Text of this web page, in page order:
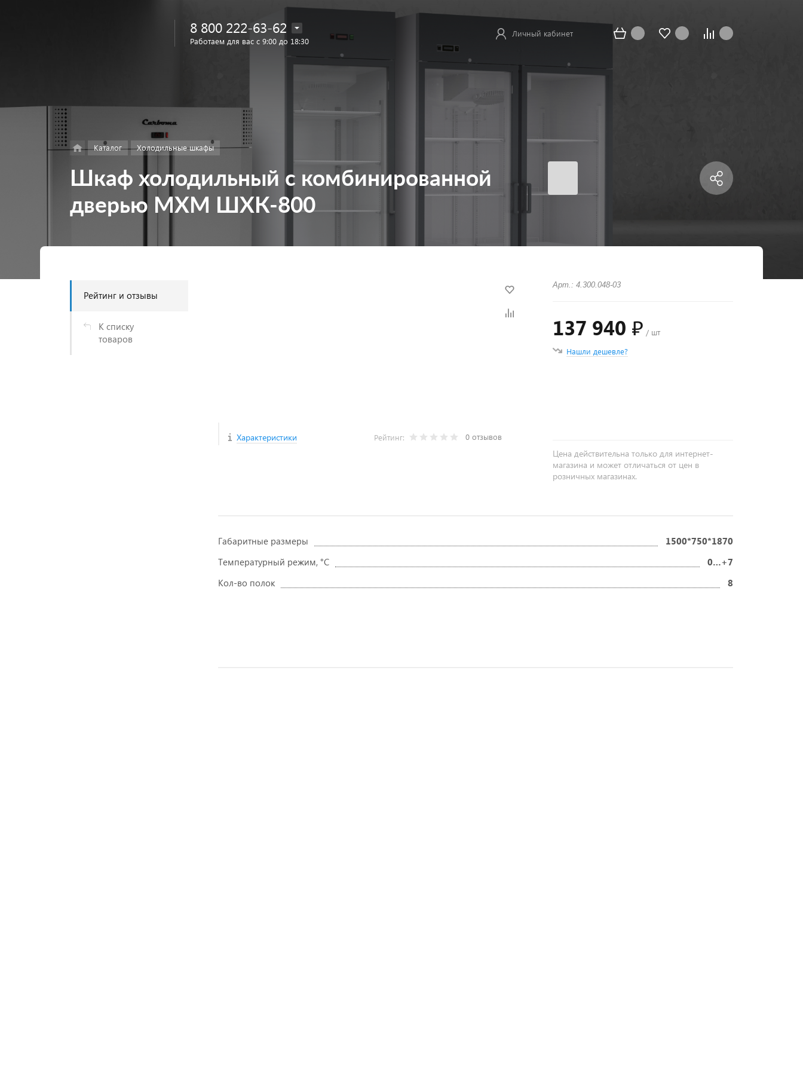
8 800 222-63-62
Работаем для вас с 9:00 до 18:30
Личный кабинет
Каталог Холодильные шкафы
Шкаф холодильный с комбинированной
дверью МХМ ШХК-800
Рейтинг и отзывы
К списку
товаров
Характеристики Рейтинг: 0 отзывов
Арт.: 4.300.048-03
137 940 ₽ / шт
Нашли дешевле?
Цена действительна только для интернет-
магазина и может отличаться от цен в
розничных магазинах.
Габаритные размеры
1500*750*1870
Температурный режим, °C
0…+7
Кол-во полок
8